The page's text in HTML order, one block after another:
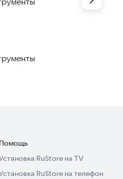
Помощь
RuStore на TV
RuStore на телефон